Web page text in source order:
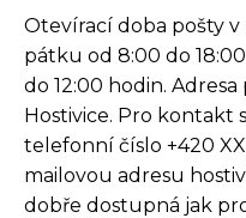
Otevírací doba pošty
pátku od 8:00 do
do 12:00 hodin.
Hostivice. Pro kontakt
telefonní číslo +420
mailovou adresu
dobře dostupná jak